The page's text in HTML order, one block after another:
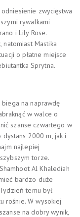
zwycięstwa
rywalkami
i Lily Rose.
natomiast Mastika
o płatne miejsce
Sprytna.
na naprawdę
w walce o
szanse czwartego w
2000 m, jak i
najlepiej
torze.
Al Khalediah
bardzo duże
temu był
rośnie. W wysokiej
na dobry wynik,